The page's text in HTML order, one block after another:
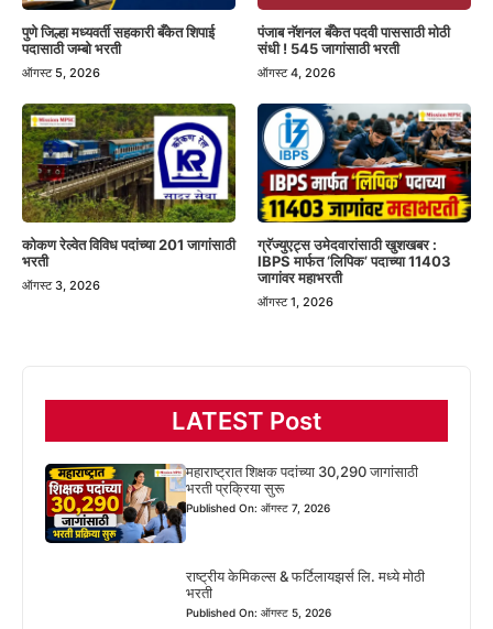
पुणे जिल्हा मध्यवर्ती सहकारी बँकेत शिपाई
पदासाठी जम्बो भरती
ऑगस्ट 5, 2026
पंजाब नॅशनल बँकेत पदवी पाससाठी मोठी
संधी ! 545 जागांसाठी भरती
ऑगस्ट 4, 2026
कोकण रेल्वेत विविध पदांच्या 201 जागांसाठी
भरती
ऑगस्ट 3, 2026
ग्रॅज्युएट्स उमेदवारांसाठी खुशखबर :
IBPS मार्फत ‘लिपिक’ पदाच्या 11403
जागांवर महाभरती
ऑगस्ट 1, 2026
LATEST Post
महाराष्ट्रात शिक्षक पदांच्या 30,290 जागांसाठी
भरती प्रक्रिया सुरू
Published On: ऑगस्ट 7, 2026
राष्ट्रीय केमिकल्स & फर्टिलायझर्स लि. मध्ये मोठी
भरती
Published On: ऑगस्ट 5, 2026